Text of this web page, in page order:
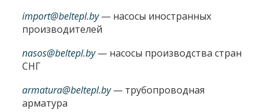
import@beltepl.by— насосы иностранных
производителей
nasos@beltepl.by— насосы производства стран
СНГ
armatura@beltepl.by— трубопроводная
арматура